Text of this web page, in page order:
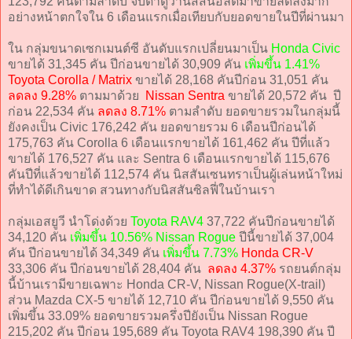
อย่างหน้าตกใจใน 6 เดือนแรกเมื่อเทียบกับยอดขายในปีที่ผ่านมา
ใน กลุ่มขนาดเซกเมนต์ซี อันดับแรกเปลี่ยนมาเป็น Honda Civic
ขายได้ 31,345 คัน ปีก่อนขายได้ 30,909 คัน เพิ่มขึ้น 1.41%
Toyota Corolla / Matrix ขายได้ 28,168 คันปีก่อน 31,051 คัน
ลดลง 9.28% ตามมาด้วย Nissan Sentra ขายได้ 20,572 คัน ปี
ก่อน 22,534 คัน ลดลง 8.71% ตามลำดับ ยอดขายรวมในกลุ่มนี้
ยังคงเป็น Civic 176,242 คัน ยอดขายรวม 6 เดือนปีก่อนได้
175,763 คัน Corolla 6 เดือนแรกขายได้ 161,462 คัน ปีที่แล้ว
ขายได้ 176,527 คัน และ Sentra 6 เดือนแรกขายได้ 115,676
คันปีที่แล้วขายได้ 112,574 คัน นิสสันเซนทราเป็นผู้เล่นหน้าใหม่
ที่ทำได้ดีเกินขาด สวนทางกับนิสสันซิลฟี่ในบ้านเรา
กลุ่มเอสยูวี นำโด่งด้วย Toyota RAV4 37,722 คันปีก่อนขายได้
34,120 คัน เพิ่มขึ้น 10.56% Nissan Rogue ปีนี้ขายได้ 37,004
คัน ปีก่อนขายได้ 34,349 คัน เพิ่มขึ้น 7.73% Honda CR-V
33,306 คัน ปีก่อนขายได้ 28,404 คัน ลดลง 4.37% รถยนต์กลุ่ม
นี้บ้านเรามีขายเฉพาะ Honda CR-V, Nissan Rogue(X-trail)
ส่วน Mazda CX-5 ขายได้ 12,710 คัน ปีก่อนขายได้ 9,550 คัน
เพิ่มขึ้น 33.09% ยอดขายรวมครึ่งปียังเป็น Nissan Rogue
215,202 คัน ปีก่อน 195,689 คัน Toyota RAV4 198,390 คัน ปี